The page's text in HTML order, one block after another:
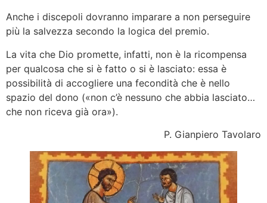
Anche i discepoli dovranno imparare a non perseguire
più la salvezza secondo la logica del premio.
La vita che Dio promette, infatti, non è la ricompensa
per qualcosa che si è fatto o si è lasciato: essa è
possibilità di accogliere una fecondità che è nello
spazio del dono («non c’è nessuno che abbia lasciato…
che non riceva già ora»).
P. Gianpiero Tavolaro